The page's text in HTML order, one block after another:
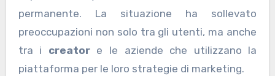
permanente. La situazione ha sollevato
preoccupazioni non solo tra gli utenti, ma anche
tra i creatore le aziende che utilizzano la
piattaforma per le loro strategie di marketing.